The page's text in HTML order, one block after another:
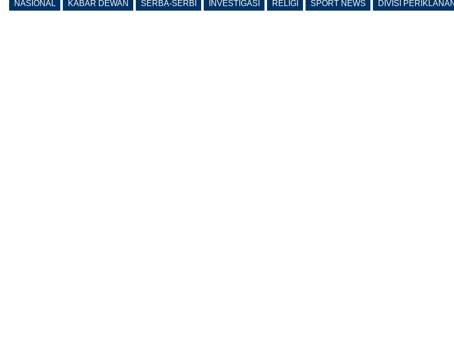
(0 Reply(s))
NASIONAL KABAR DEWAN SERBA-SERBI INVESTIGASI RELIGI SPORT NEWS DIVISI